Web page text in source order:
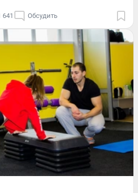
641 Обсудить